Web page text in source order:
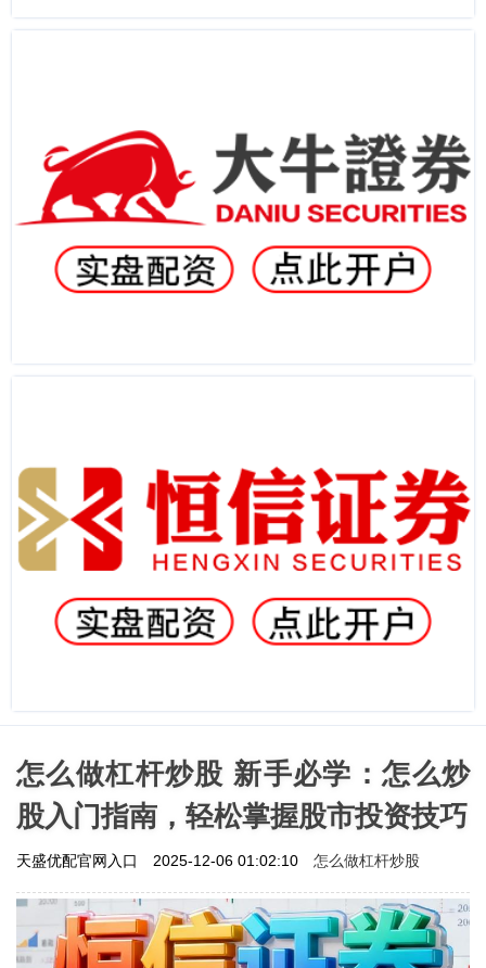
怎么做杠杆炒股 新手必学：怎么炒
股入门指南，轻松掌握股市投资技巧
天盛优配官网入口 2025-12-06 01:02:10 怎么做杠杆炒股